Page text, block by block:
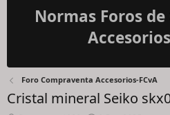
Normas Foros
Foro Compraventa Accesorios-FCvA
Cristal mineral Seiko